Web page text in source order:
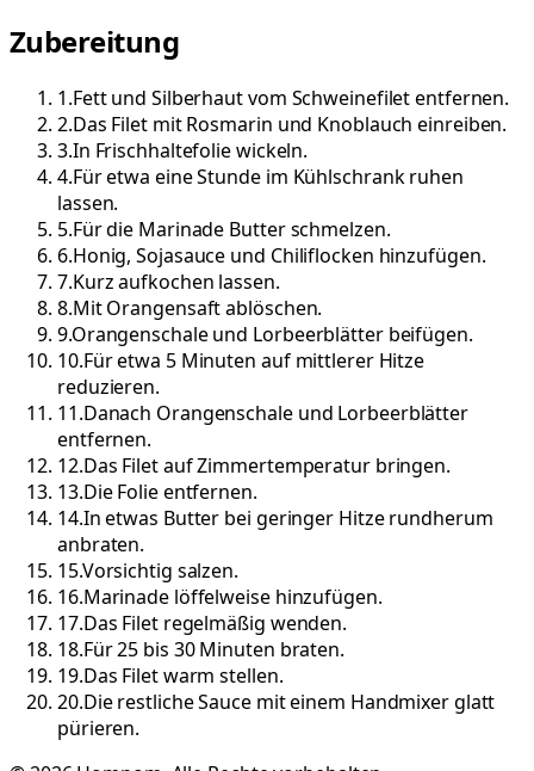
Zubereitung
1.Fett und Silberhaut vom Schweinefilet entfernen.
2.Das Filet mit Rosmarin und Knoblauch einreiben.
3.In Frischhaltefolie wickeln.
4.Für etwa eine Stunde im Kühlschrank ruhen
lassen.
5.Für die Marinade Butter schmelzen.
6.Honig, Sojasauce und Chiliflocken hinzufügen.
7.Kurz aufkochen lassen.
8.Mit Orangensaft ablöschen.
9.Orangenschale und Lorbeerblätter beifügen.
10.Für etwa 5 Minuten auf mittlerer Hitze
reduzieren.
11.Danach Orangenschale und Lorbeerblätter
entfernen.
12.Das Filet auf Zimmertemperatur bringen.
13.Die Folie entfernen.
14.In etwas Butter bei geringer Hitze rundherum
anbraten.
15.Vorsichtig salzen.
16.Marinade löffelweise hinzufügen.
17.Das Filet regelmäßig wenden.
18.Für 25 bis 30 Minuten braten.
19.Das Filet warm stellen.
20.Die restliche Sauce mit einem Handmixer glatt
pürieren.